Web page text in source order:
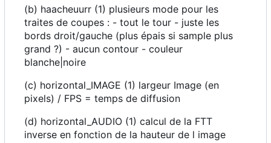
(b) haacheuurr (1) plusieurs mode pour les
traites de coupes : - tout le tour - juste les
bords droit/gauche (plus épais si sample plus
grand ?) - aucun contour - couleur
blanche|noire
(c) horizontal_IMAGE (1) largeur Image (en
pixels) / FPS = temps de diffusion
(d) horizontal_AUDIO (1) calcul de la FTT
inverse en fonction de la hauteur de l image